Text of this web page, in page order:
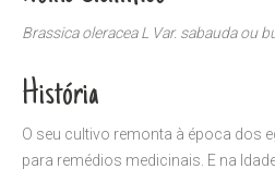
Brassica oleracea L Var. sabauda ou
História
O seu cultivo remonta à época dos
para remédios medicinais. E na